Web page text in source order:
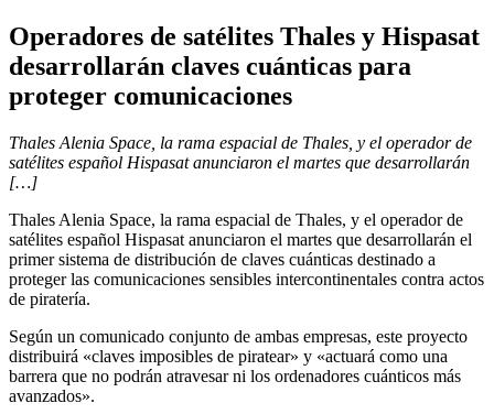
Operadores de satélites Thales y Hispasat
desarrollarán claves cuánticas para
proteger comunicaciones
Thales Alenia Space, la rama espacial de Thales, y el operador de
satélites español Hispasat anunciaron el martes que desarrollarán
[…]
Thales Alenia Space, la rama espacial de Thales, y el operador de
satélites español Hispasat anunciaron el martes que desarrollarán el
primer sistema de distribución de claves cuánticas destinado a
proteger las comunicaciones sensibles intercontinentales contra actos
de piratería.
Según un comunicado conjunto de ambas empresas, este proyecto
distribuirá «claves imposibles de piratear» y «actuará como una
barrera que no podrán atravesar ni los ordenadores cuánticos más
avanzados».